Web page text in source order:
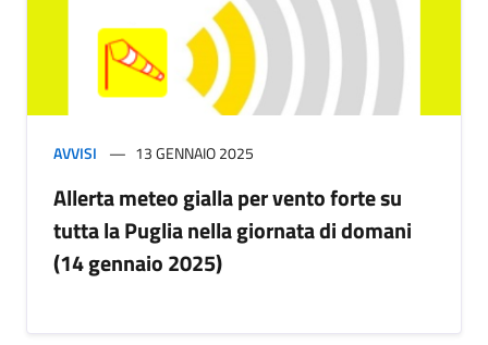
AVVISI 13 GENNAIO 2025
Allerta meteo gialla per vento forte su
tutta la Puglia nella giornata di domani
(14 gennaio 2025)